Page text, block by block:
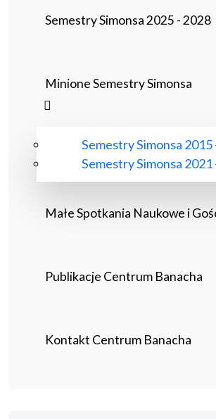
Semestry Simonsa 2025 - 2028
Minione Semestry Simonsa
Semestry Simonsa 2015
Semestry Simonsa 2021
Małe Spotkania Naukowe i
Publikacje Centrum Banacha
Kontakt Centrum Banacha